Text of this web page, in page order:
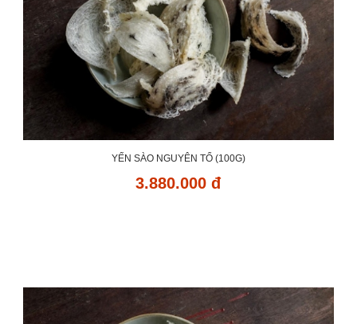
YẾN SÀO NGUYÊN TỔ (100G)
3.880.000 đ